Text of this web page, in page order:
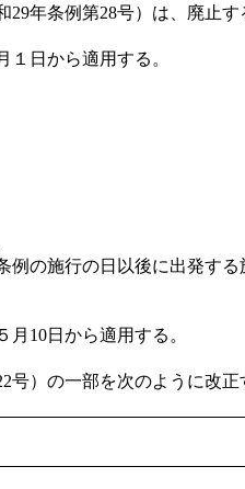
年条例第28号）は、廃止す
１日から適用する。
の施行の日以後に出発す
10日から適用する。
）の一部を次のように改正